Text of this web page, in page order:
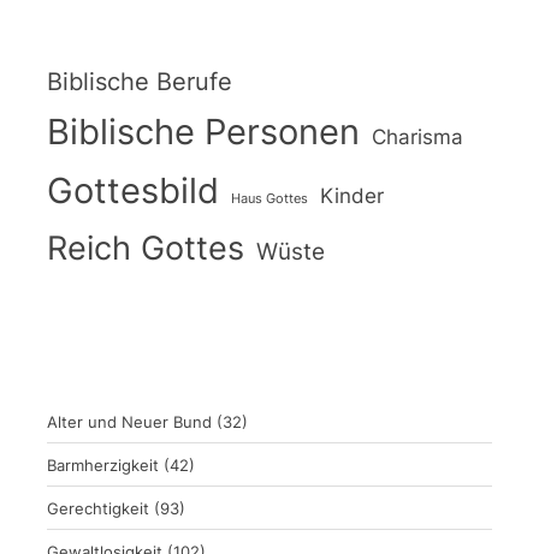
Biblische Berufe
Biblische Personen Charisma
Gottesbild Haus Gottes Kinder
Reich Gottes Wüste
Alter und Neuer Bund (32)
Barmherzigkeit (42)
Gerechtigkeit (93)